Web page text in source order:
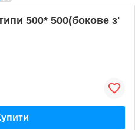
500* 500(бокове з'